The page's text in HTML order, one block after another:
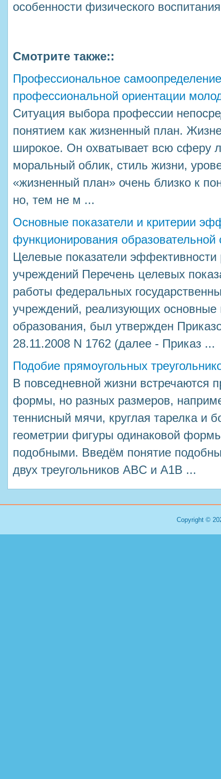
особенности физического
Смотрите также::
Профессиональное
профессиональной ориентации
Ситуация выбора профессии
понятием как жизненный план.
широкое. Он охватывает всю сферу
моральный облик, стиль жизни,
«жизненный план» очень близко к
но, тем не м ...
Основные показатели и критерии
функционирования
Целевые показатели
учреждений Перечень целевых
работы федеральных
учреждений, реализующих
образования, был утвержден
28.11.2008 N 1762 (далее - Приказ ...
Подобие прямоугольных
В повседневной жизни встречаются
формы, но разных размеров,
теннисный мячи, круглая тарелка и
геометрии фигуры одинаковой
подобными. Введём понятие
двух треугольников ABC и A1B ...
Copyright ©